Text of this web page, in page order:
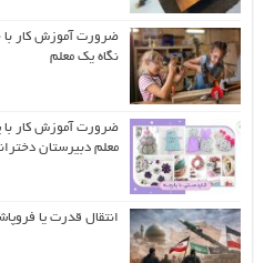
ضرورت آموزش کار با
نگاه یک معلم
ضرورت آموزش کار با
معلم دبیرستان
انتقال قدرت یا